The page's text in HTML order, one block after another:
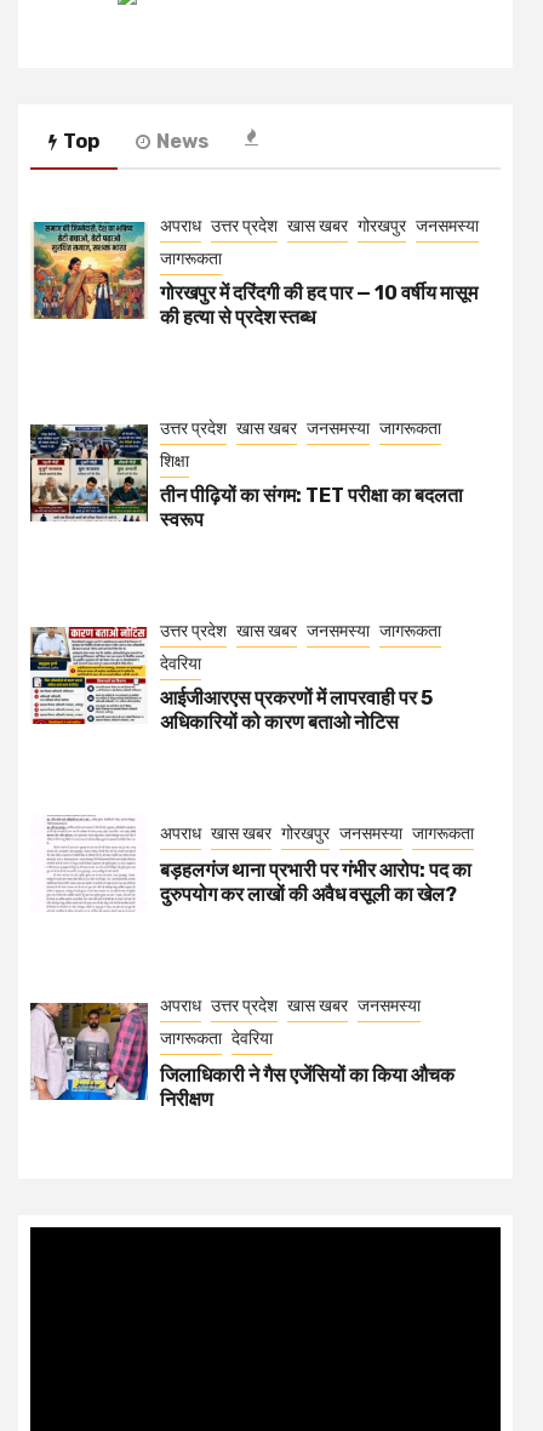
Top News
अपराध उत्तर प्रदेश खास खबर गोरखपुर जनसमस्या
जागरूकता
गोरखपुर में दरिंदगी की हद पार — 10 वर्षीय मासूम
की हत्या से प्रदेश स्तब्ध
उत्तर प्रदेश खास खबर जनसमस्या जागरूकता
शिक्षा
तीन पीढ़ियों का संगम: TET परीक्षा का बदलता
स्वरूप
उत्तर प्रदेश खास खबर जनसमस्या जागरूकता
देवरिया
आईजीआरएस प्रकरणों में लापरवाही पर 5
अधिकारियों को कारण बताओ नोटिस
अपराध खास खबर गोरखपुर जनसमस्या जागरूकता
बड़हलगंज थाना प्रभारी पर गंभीर आरोप: पद का
दुरुपयोग कर लाखों की अवैध वसूली का खेल?
अपराध उत्तर प्रदेश खास खबर जनसमस्या
जागरूकता देवरिया
जिलाधिकारी ने गैस एजेंसियों का किया औचक
निरीक्षण